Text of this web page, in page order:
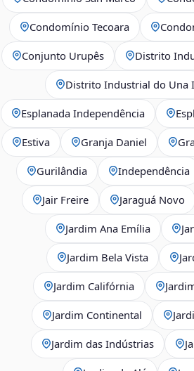
Condomínio Tecoara
Conjunto Urupês Distrito
Distrito Industrial do Una I
Esplanada Independência
Estiva Granja Daniel
Gurilândia Independência
Jair Freire Jaraguá Novo
Jardim Ana Emília
Jardim Bela Vista
Jardim Califórnia
Jardim Continental
Jardim das Indústrias